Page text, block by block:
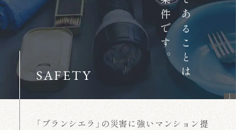
1
SAFETY
「ブランシエラ」の災害に強いマンション提